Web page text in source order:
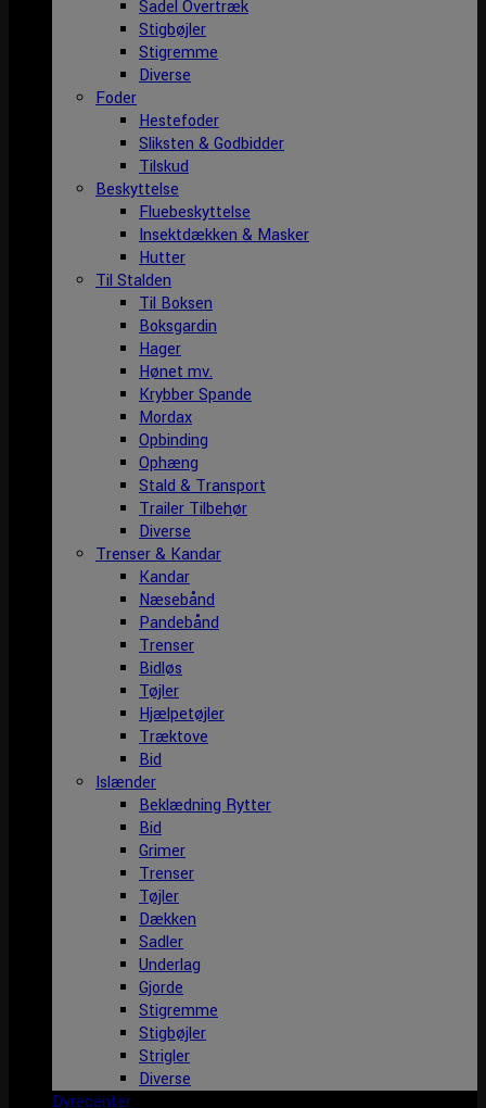
Sadel Overtræk
Stigbøjler
Stigremme
Diverse
Foder
Hestefoder
Sliksten & Godbidder
Tilskud
Beskyttelse
Fluebeskyttelse
Insektdækken & Masker
Hutter
Til Stalden
Til Boksen
Boksgardin
Hager
Hønet mv.
Krybber Spande
Mordax
Opbinding
Ophæng
Stald & Transport
Trailer Tilbehør
Diverse
Trenser & Kandar
Kandar
Næsebånd
Pandebånd
Trenser
Bidløs
Tøjler
Hjælpetøjler
Træktove
Bid
Islænder
Beklædning Rytter
Bid
Grimer
Trenser
Tøjler
Dækken
Sadler
Underlag
Gjorde
Stigremme
Stigbøjler
Strigler
Diverse
Dyrecenter